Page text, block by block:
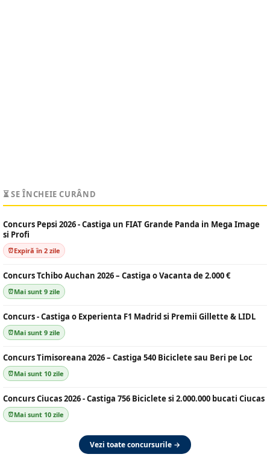
⏳ SE ÎNCHEIE CURÂND
Concurs Pepsi 2026 - Castiga un FIAT Grande Panda in Mega Image
si Profi
Expiră în 2 zile
Concurs Tchibo Auchan 2026 – Castiga o Vacanta de 2.000 €
Mai sunt 9 zile
Concurs - Castiga o Experienta F1 Madrid si Premii Gillette & LIDL
Mai sunt 9 zile
Concurs Timisoreana 2026 – Castiga 540 Biciclete sau Beri pe Loc
Mai sunt 10 zile
Concurs Ciucas 2026 - Castiga 756 Biciclete si 2.000.000 bucati Ciucas
Mai sunt 10 zile
Vezi toate concursurile →